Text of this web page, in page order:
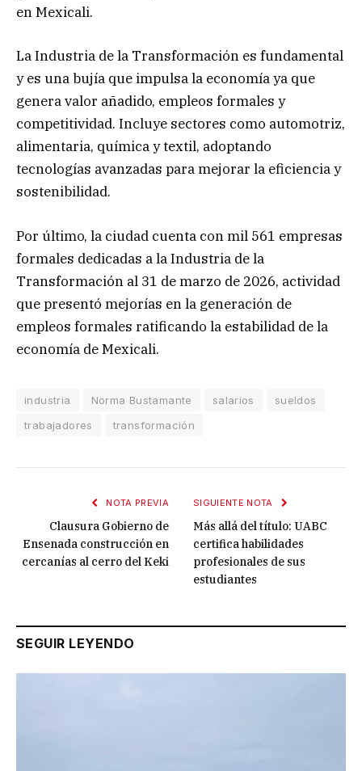
en Mexicali.
La Industria de la Transformación es fundamental
y es una bujía que impulsa la economía ya que
genera valor añadido, empleos formales y
competitividad. Incluye sectores como automotriz,
alimentaria, química y textil, adoptando
tecnologías avanzadas para mejorar la eficiencia y
sostenibilidad.
Por último, la ciudad cuenta con mil 561 empresas
formales dedicadas a la Industria de la
Transformación al 31 de marzo de 2026, actividad
que presentó mejorías en la generación de
empleos formales ratificando la estabilidad de la
economía de Mexicali.
industria Norma Bustamante salarios
sueldos
trabajadores
transformación
NOTA PREVIA
Clausura Gobierno de
Ensenada construcción en
cercanías al cerro del Keki
SIGUIENTE NOTA
Más allá del título: UABC
certifica habilidades
profesionales de sus
estudiantes
SEGUIR LEYENDO